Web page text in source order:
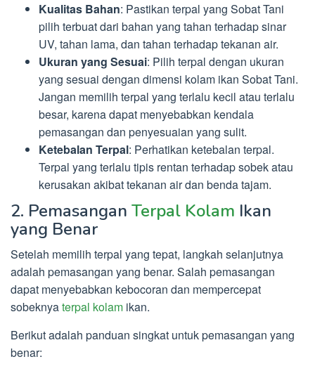
Kualitas Bahan: Pastikan terpal yang Sobat Tani
pilih terbuat dari bahan yang tahan terhadap sinar
UV, tahan lama, dan tahan terhadap tekanan air.
Ukuran yang Sesuai: Pilih terpal dengan ukuran
yang sesuai dengan dimensi kolam ikan Sobat Tani.
Jangan memilih terpal yang terlalu kecil atau terlalu
besar, karena dapat menyebabkan kendala
pemasangan dan penyesuaian yang sulit.
Ketebalan Terpal: Perhatikan ketebalan terpal.
Terpal yang terlalu tipis rentan terhadap sobek atau
kerusakan akibat tekanan air dan benda tajam.
2. Pemasangan Terpal Kolam Ikan
yang Benar
Setelah memilih terpal yang tepat, langkah selanjutnya
adalah pemasangan yang benar. Salah pemasangan
dapat menyebabkan kebocoran dan mempercepat
sobeknyaterpal kolam ikan.
Berikut adalah panduan singkat untuk pemasangan yang
benar: